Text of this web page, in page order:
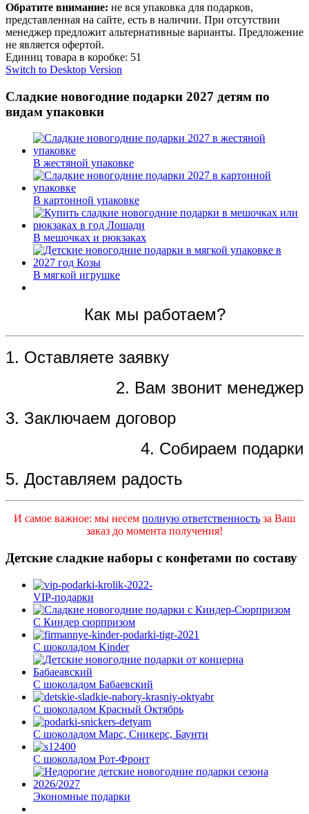
Обратите внимание: не вся упаковка для подарков,
представленная на сайте, есть в наличии. При отсутствии
менеджер предложит альтернативные варианты. Предложение
не является офертой.
Единиц товара в коробке: 51
Switch to Desktop Version
Сладкие новогодние подарки 2027 детям по
видам упаковки
В жестяной упаковке
В картонной упаковке
В мешочках и рюкзаках
В мягкой игрушке
Как мы работаем?
1. Оставляете заявку
2. Вам звонит менеджер
3. Заключаем договор
4. Собираем подарки
5. Доставляем радость
И самое важное: мы несем полную ответственность за Ваш
заказ до момента получения!
Детские сладкие наборы с конфетами по составу
VIP-подарки
С Киндер сюрпризом
С шоколадом Kinder
С шоколадом Бабаевский
С шоколадом Красный Октябрь
С шоколадом Марс, Сникерс, Баунти
С шоколадом Рот-Фронт
Экономные подарки